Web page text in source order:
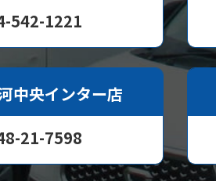
542-1221
中央インター店
21-7598